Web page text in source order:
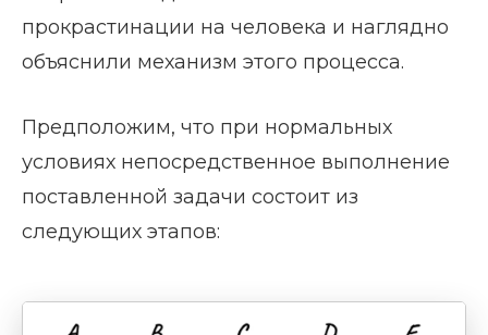
прокрастинации на человека и наглядно
объяснили механизм этого процесса.
Предположим, что при нормальных
условиях непосредственное выполнение
поставленной задачи состоит из
следующих этапов: